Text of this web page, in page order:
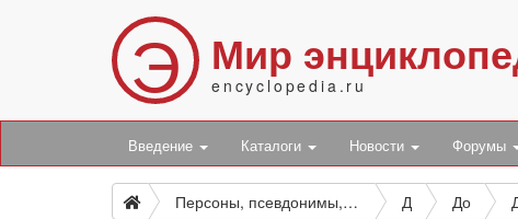
Э Мир
encyclopedia.ru
Введение Каталоги Новости Форумы
Персоны, псевдонимы, персонажи и боты Д До